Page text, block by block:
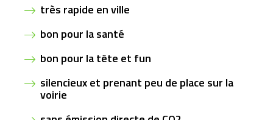
très rapide en ville
bon pour la santé
bon pour la tête et fun
silencieux et prenant peu de place sur la
voirie